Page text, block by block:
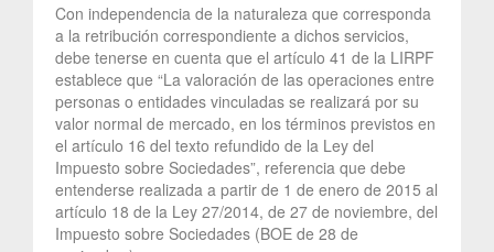
Con independencia de la naturaleza que corresponda
a la retribución correspondiente a dichos servicios,
debe tenerse en cuenta que el artículo 41 de la LIRPF
establece que “La valoración de las operaciones entre
personas o entidades vinculadas se realizará por su
valor normal de mercado, en los términos previstos en
el artículo 16 del texto refundido de la Ley del
Impuesto sobre Sociedades”, referencia que debe
entenderse realizada a partir de 1 de enero de 2015 al
artículo 18 de la Ley 27/2014, de 27 de noviembre, del
Impuesto sobre Sociedades (BOE de 28 de